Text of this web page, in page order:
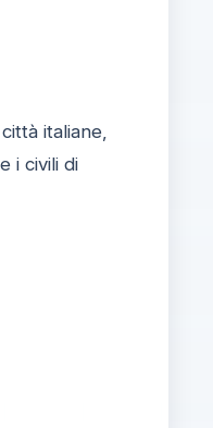
italiane,
i civili di